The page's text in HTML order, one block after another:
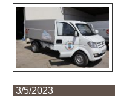
3/5/2023